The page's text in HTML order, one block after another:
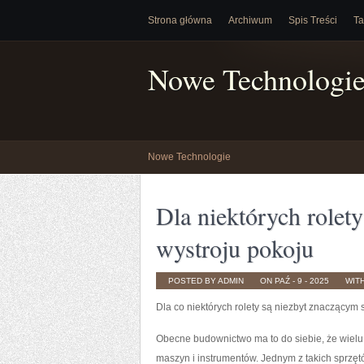
Strona główna Archiwum Spis Treści
Nowe
Nowe Technologie
Dla niektórych
wystroju pokoju
POSTED BY ADMIN ON PAŹ - 9 - 2025
Dla co niektórych rolety są niezbyt znaczącym
Obecne budownictwo ma to do siebie, że
maszyn i instrumentów. Jednym z takich